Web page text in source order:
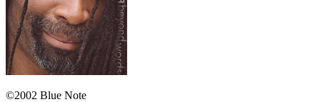
©2002 Blue Note